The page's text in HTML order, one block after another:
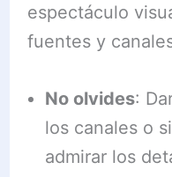
espectáculo
fuentes y
No olvides:
los canales o
admirar los